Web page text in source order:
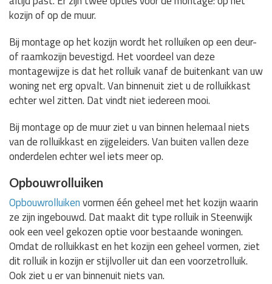
kozijn of op de muur.
Bij montage op het kozijn wordt het rolluiken op een deur-
of raamkozijn bevestigd. Het voordeel van deze
montagewijze is dat het rolluik vanaf de buitenkant van uw
woning net erg opvalt. Van binnenuit ziet u de rolluikkast
echter wel zitten. Dat vindt niet iedereen mooi.
Bij montage op de muur ziet u van binnen helemaal niets
van de rolluikkast en zijgeleiders. Van buiten vallen deze
onderdelen echter wel iets meer op.
Opbouwrolluiken
Opbouwrolluikenvormen één geheel met het kozijn waarin
ze zijn ingebouwd. Dat maakt dit type rolluik in Steenwijk
ook een veel gekozen optie voor bestaande woningen.
Omdat de rolluikkast en het kozijn een geheel vormen, ziet
dit rolluik in kozijn er stijlvoller uit dan een voorzetrolluik.
Ook ziet u er van binnenuit niets van.